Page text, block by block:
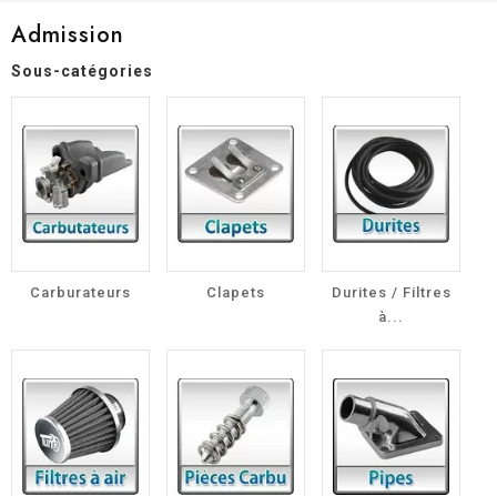
Admission
Sous-catégories
Carburateurs Clapets
Durites / Filtres
à...